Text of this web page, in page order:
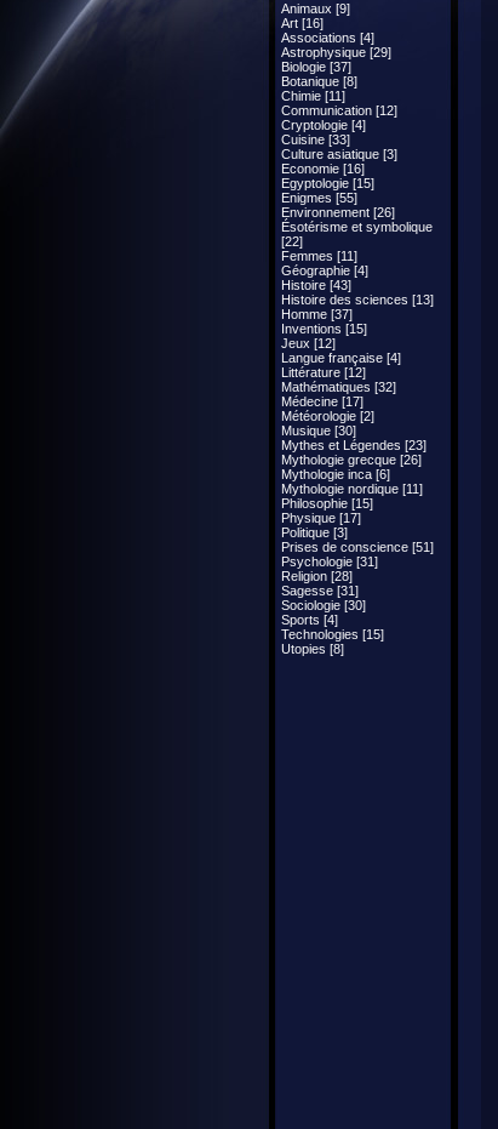
Animaux [9]
Art [16]
Associations [4]
Astrophysique [29]
Biologie [37]
Botanique [8]
Chimie [11]
Communication [12]
Cryptologie [4]
Cuisine [33]
Culture asiatique [3]
Economie [16]
Egyptologie [15]
Enigmes [55]
Environnement [26]
Ésotérisme et symbolique
[22]
Femmes [11]
Géographie [4]
Histoire [43]
Histoire des sciences [13]
Homme [37]
Inventions [15]
Jeux [12]
Langue française [4]
Littérature [12]
Mathématiques [32]
Médecine [17]
Météorologie [2]
Musique [30]
Mythes et Légendes [23]
Mythologie grecque [26]
Mythologie inca [6]
Mythologie nordique [11]
Philosophie [15]
Physique [17]
Politique [3]
Prises de conscience [51]
Psychologie [31]
Religion [28]
Sagesse [31]
Sociologie [30]
Sports [4]
Technologies [15]
Utopies [8]